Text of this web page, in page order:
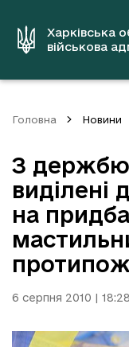
вмістуХарківська
військова
Головна Новини
З
виділені
на
6 серпня 2010 | 18:28